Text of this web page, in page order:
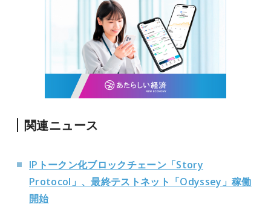
関連ニュース
IPトークン化ブロックチェーン「Story
Protocol」、最終テストネット「Odyssey」稼働
開始